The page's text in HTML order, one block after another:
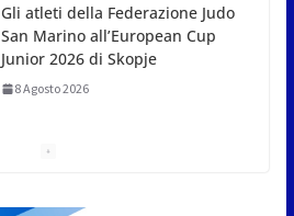
grande scultore Marcello
Sgattoni
8 Agosto 2026